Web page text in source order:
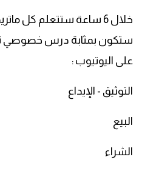
خلال 6 ساعة ستتعلم كل
ستكون بمثابة درس خصوصي
على اليوتيوب :
التوثيق - الإيداع
البيع
الشراء